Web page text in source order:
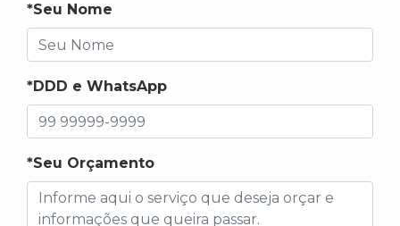
*Seu Nome
*DDD e WhatsApp
*Seu Orçamento